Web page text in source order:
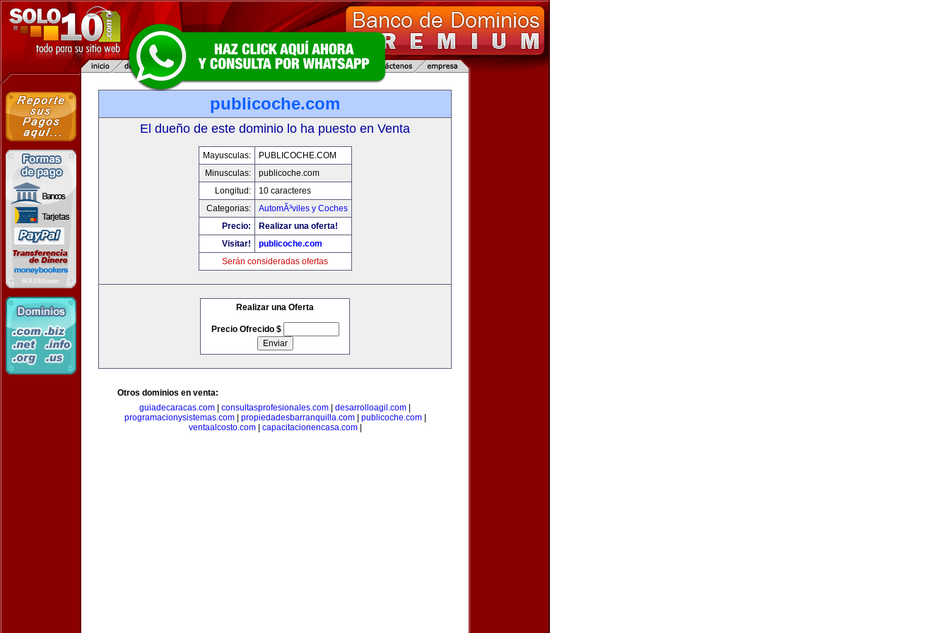
publicoche.com
El dueño de este dominio lo ha puesto en Venta
Mayusculas:
PUBLICOCHE.COM
Minusculas:
publicoche.com
Longitud:
10 caracteres
Categorias:
AutomÃ³viles y Coches
Precio:
Realizar una oferta!
Visitar!
publicoche.com
Serán consideradas ofertas
Realizar una Oferta
Precio Ofrecido $
Otros dominios en venta:
guiadecaracas.com
consultasprofesionales.com desarrolloagil.com
programacionysistemas.com| propiedadesbarranquilla.com| publicoche.com|
ventaalcosto.com| capacitacionencasa.com|